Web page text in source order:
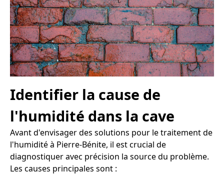
Identifier la cause de
l'humidité dans la cave
Avant d'envisager des solutions pour le traitement de
l'humidité à Pierre-Bénite, il est crucial de
diagnostiquer avec précision la source du problème.
Les causes principales sont :